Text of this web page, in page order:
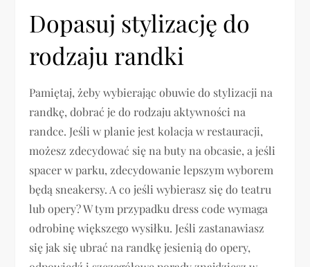
Dopasuj stylizację do
rodzaju randki
Pamiętaj, żeby wybierając obuwie do stylizacji na
randkę, dobrać je do rodzaju aktywności na
randce. Jeśli w planie jest kolacja w restauracji,
możesz zdecydować się na buty na obcasie, a jeśli
spacer w parku, zdecydowanie lepszym wyborem
będą sneakersy. A co jeśli wybierasz się do teatru
lub opery? W tym przypadku dress code wymaga
odrobinę większego wysiłku. Jeśli zastanawiasz
się jak się ubrać na randkę jesienią do opery,